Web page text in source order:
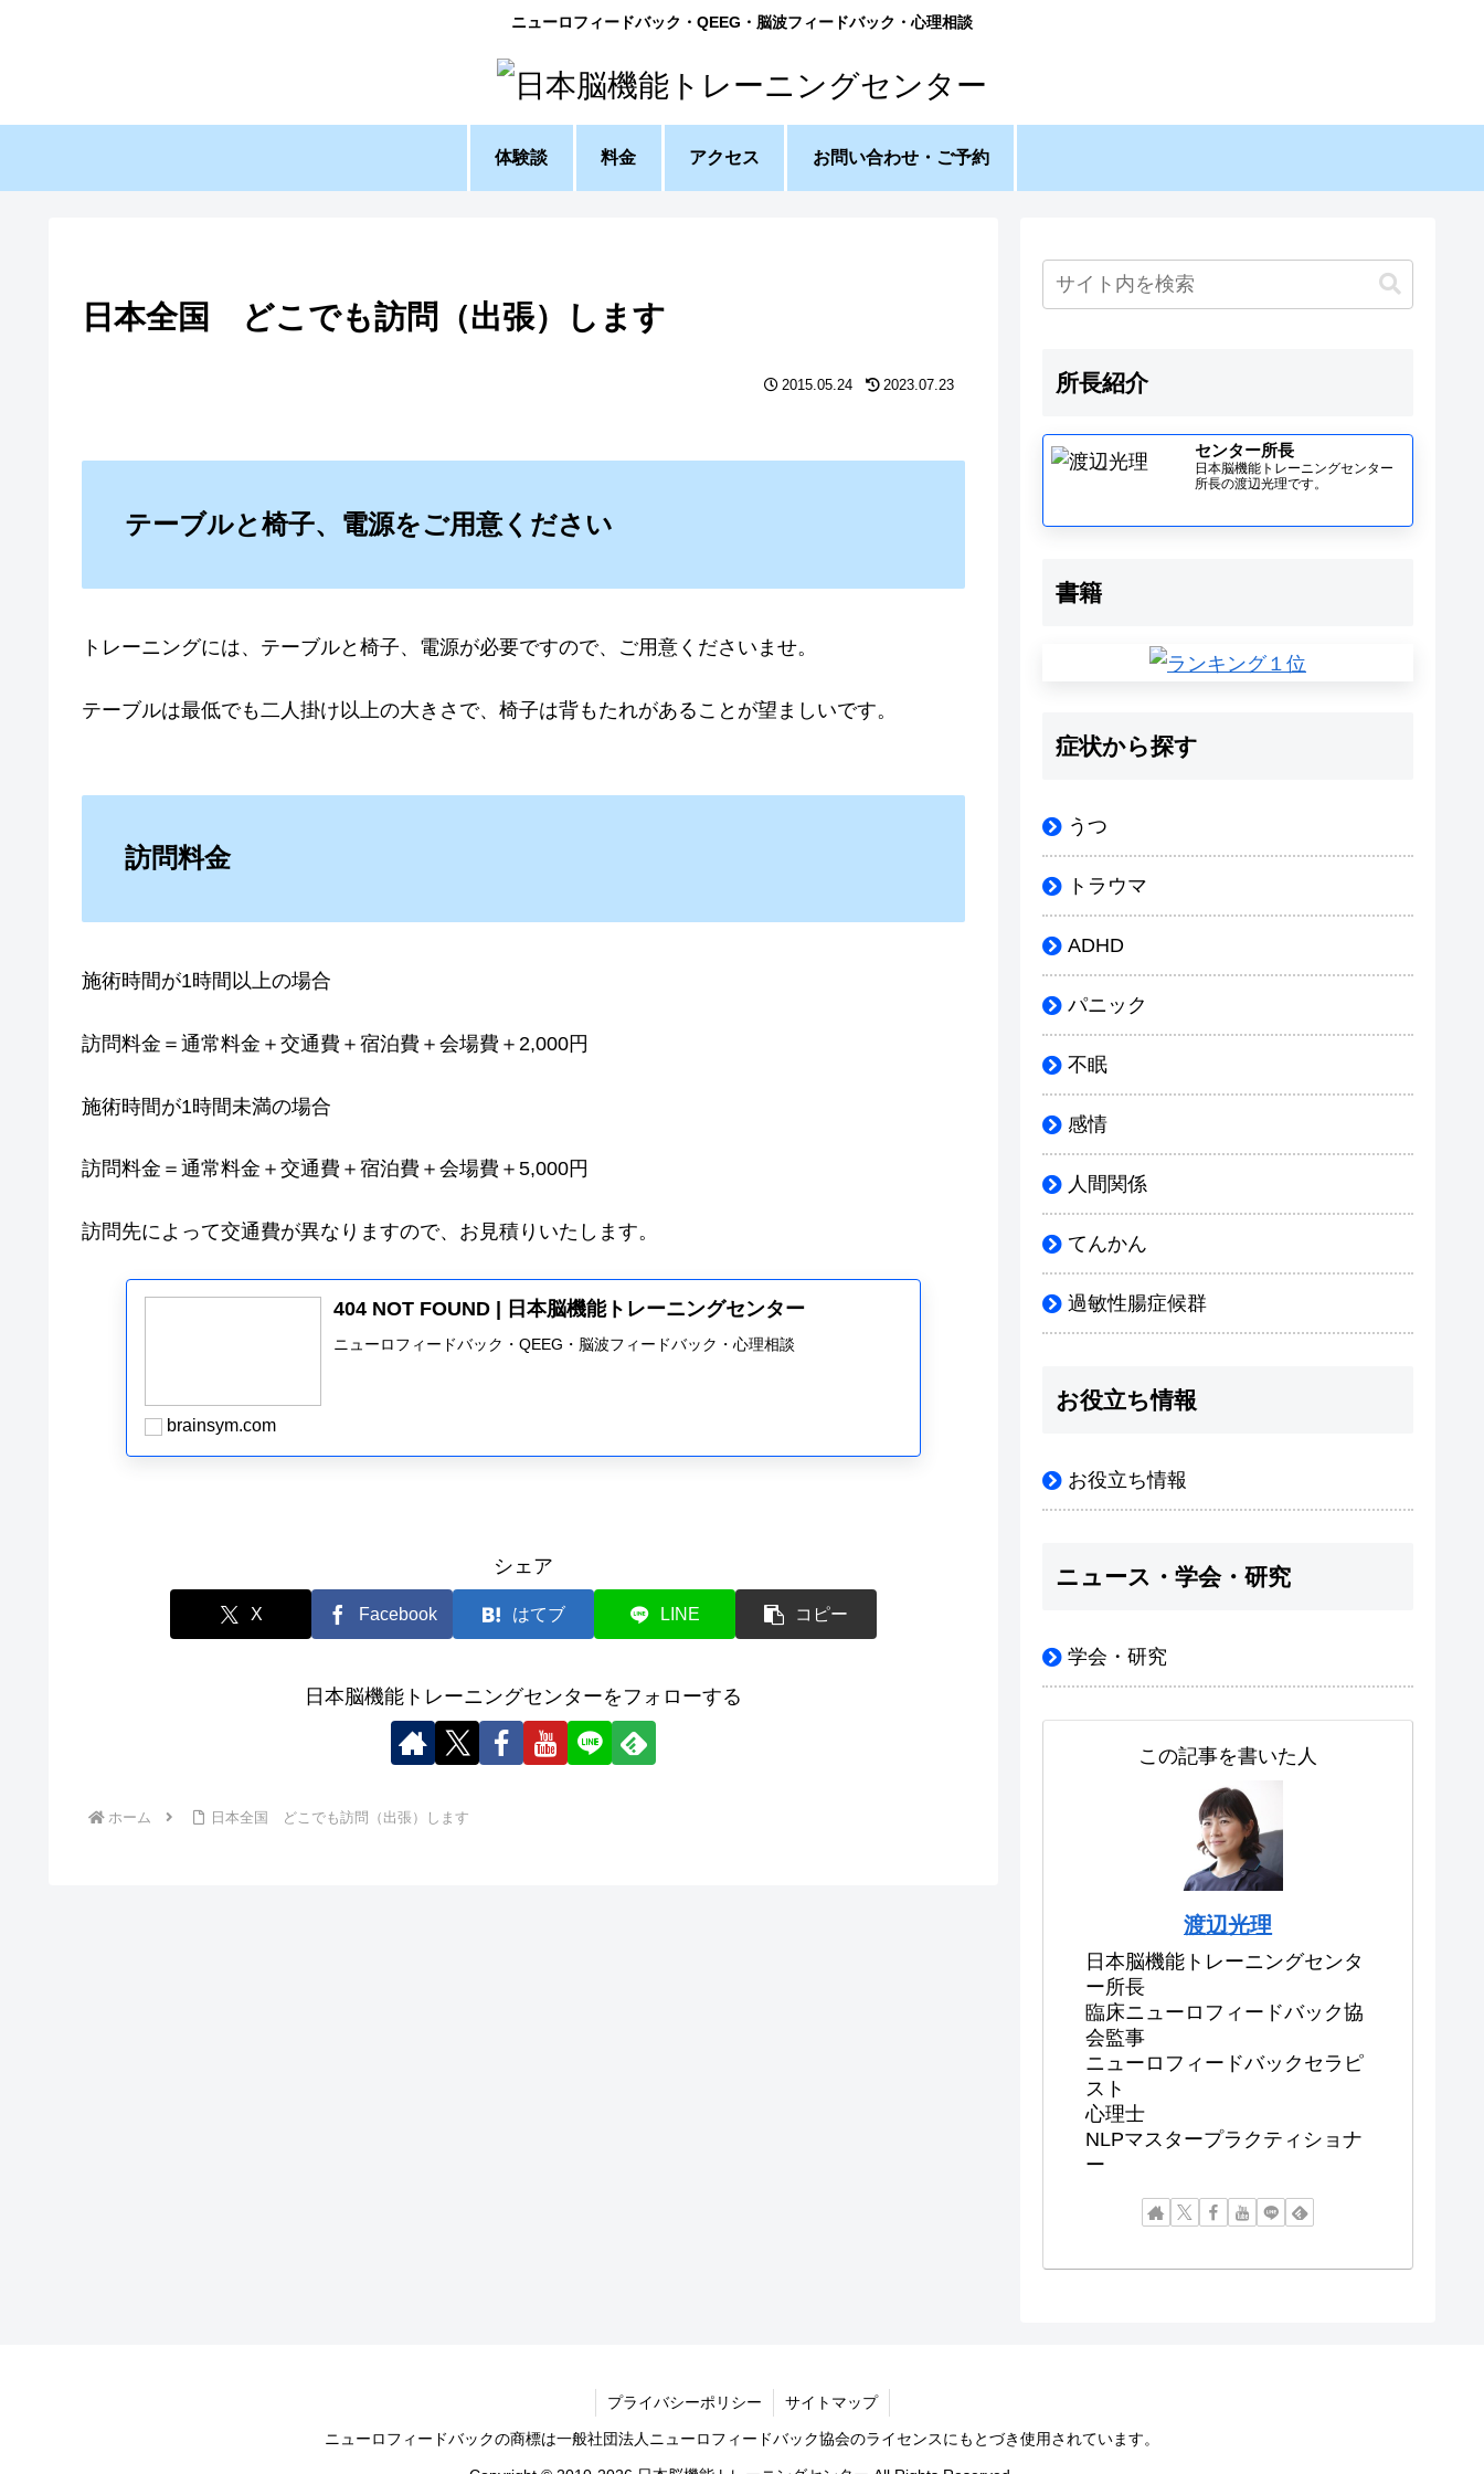
ニューロフィードバック・QEEG・脳波フィードバック・心理相談
体験談 料金 アクセス お問い合わせ・ご予約
日本全国 どこでも訪問（出張）します
2015.05.24 2023.07.23
テーブルと椅子、電源をご用意ください
トレーニングには、テーブルと椅子、電源が必要ですので、ご用意くださいませ。
テーブルは最低でも二人掛け以上の大きさで、椅子は背もたれがあることが望ましいです。
訪問料金
施術時間が1時間以上の場合
訪問料金＝通常料金＋交通費＋宿泊費＋会場費＋2,000円
施術時間が1時間未満の場合
訪問料金＝通常料金＋交通費＋宿泊費＋会場費＋5,000円
訪問先によって交通費が異なりますので、お見積りいたします。
404 NOT FOUND | 日本脳機能トレーニングセンター
ニューロフィードバック・QEEG・脳波フィードバック・心理相談
brainsym.com
シェア
X Facebook はてブ LINE コピー
日本脳機能トレーニングセンターをフォローする
ホーム 日本全国 どこでも訪問（出張）します
所長紹介
センター所長
日本脳機能トレーニングセンター
所長の渡辺光理です。
書籍
症状から探す
うつ
トラウマ
ADHD
パニック
不眠
感情
人間関係
てんかん
過敏性腸症候群
お役立ち情報
お役立ち情報
ニュース・学会・研究
学会・研究
この記事を書いた人
渡辺光理
日本脳機能トレーニングセンタ
ー所長
臨床ニューロフィードバック協
会監事
ニューロフィードバックセラピ
スト
心理士
NLPマスタープラクティショナ
ー
プライバシーポリシー サイトマップ
ニューロフィードバックの商標は一般社団法人ニューロフィードバック協会のライセンスにもとづき使用されています。